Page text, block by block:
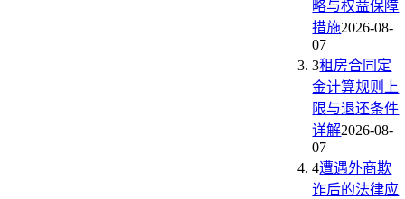
略与权益保障
措施2026-08-
07
3租房合同定
金计算规则上
限与退还条件
详解2026-08-
07
4遭遇外商欺
诈后的法律应